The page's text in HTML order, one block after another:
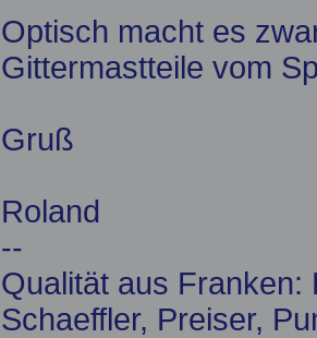
Optisch macht es
Gittermastteile vom
Gruß
Roland
--
Qualität aus Franken:
Schaeffler, Preiser,